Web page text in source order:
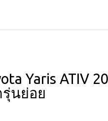
Yaris ATIV
นย่อย